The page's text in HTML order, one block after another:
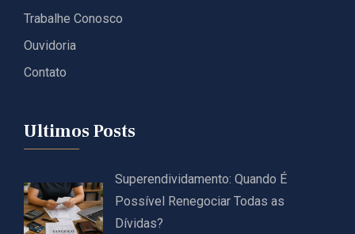
Trabalhe Conosco
Ouvidoria
Contato
Ultimos Posts
Superendividamento: Quando É
Possível Renegociar Todas as
Dívidas?